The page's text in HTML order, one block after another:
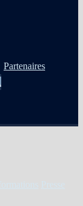
Partenaires